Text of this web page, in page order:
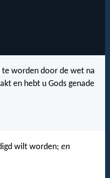
worden door de wet na
en hebt u Gods genade
wilt worden; en